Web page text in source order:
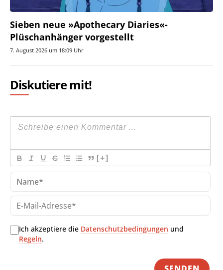
Sieben neue »Apothecary Diaries«-
Plüschanhänger vorgestellt
7. August 2026 um 18:09 Uhr
Diskutiere mit!
[+]
E-
Ich akzeptiere die Datenschutzbedingungen und
Regeln.